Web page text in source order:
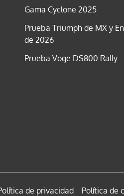
Gama Cyclone 2025
Prueba Triumph de MX y
de 2026
Prueba Voge DS800 Rally
de privacidad Política de